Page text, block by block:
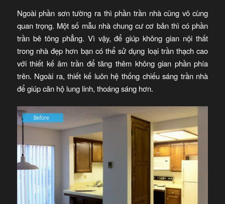
Ngoài phần sơn tường ra thì phần trần nhà cũng vô cùng
quan trọng. Một số mẫu nhà chung cư cơ bản thì có phần
trần bê tông phẳng. Vì vậy, để giúp không gian nội thất
trong nhà đẹp hơn bạn có thể sử dụng loại trần thạch cao
với thiết kế âm trần để tăng thêm không gian phần phía
trên. Ngoài ra, thiết kế luôn hệ thống chiếu sáng trần nhà
để giúp căn hộ lung linh, thoáng sáng hơn.